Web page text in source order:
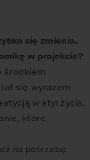
się zmienia.
w projekcie?
środkiem
się wyrazem
w styl życia.
które
na potrzebę